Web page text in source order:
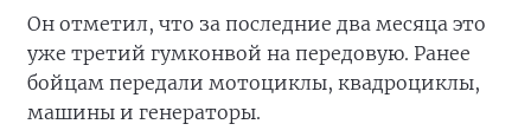
Он отметил, что за последние два месяца это
уже третий гумконвой на передовую. Ранее
бойцам передали мотоциклы, квадроциклы,
машины и генераторы.